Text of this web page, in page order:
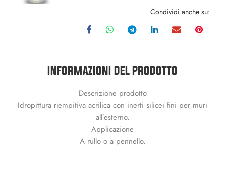
Condividi anche su:
INFORMAZIONI DEL PRODOTTO
Descrizione prodotto
Idropittura riempitiva acrilica con inerti silicei fini per muri
all’esterno.
Applicazione
A rullo o a pennello.